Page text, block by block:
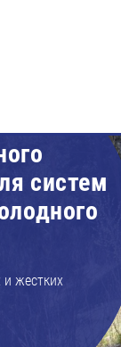
систем
и жестких